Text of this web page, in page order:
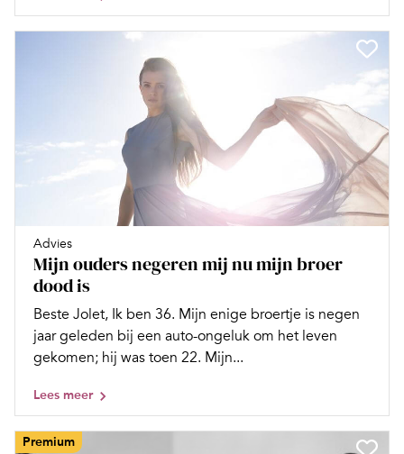
Advies
Mijn ouders negeren mij nu mijn broer
dood is
Beste Jolet, Ik ben 36. Mijn enige broertje is negen
jaar geleden bij een auto-ongeluk om het leven
gekomen; hij was toen 22. Mijn...
Lees meer
Premium